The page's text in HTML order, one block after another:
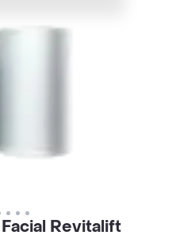
Revitalift